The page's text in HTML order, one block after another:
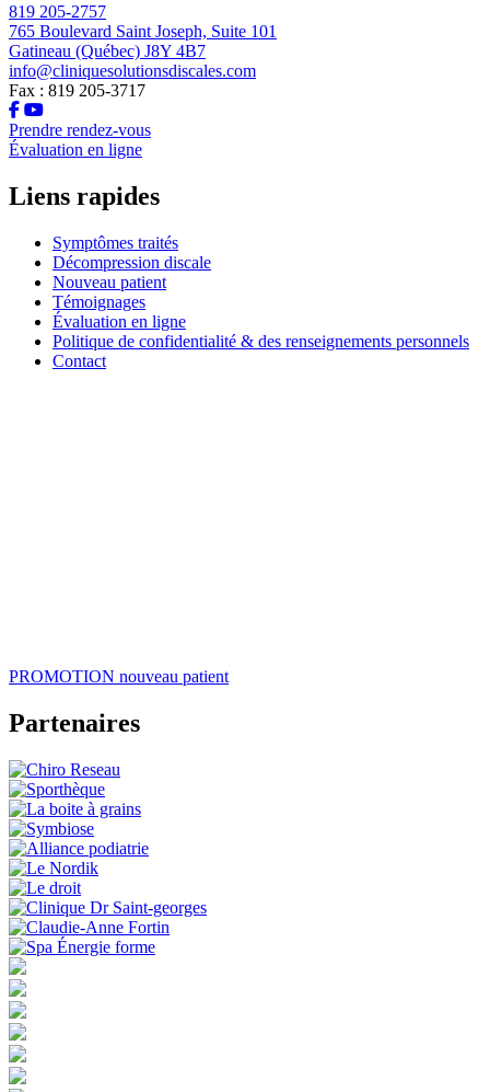
819 205-2757
765 Boulevard Saint Joseph, Suite 101
Gatineau (Québec) J8Y 4B7
info@cliniquesolutionsdiscales.com
Fax : 819 205-3717
Prendre rendez-vous
Évaluation en ligne
Liens rapides
Symptômes traités
Décompression discale
Nouveau patient
Témoignages
Évaluation en ligne
Politique de confidentialité & des renseignements personnels
Contact
PROMOTION nouveau patient
Partenaires